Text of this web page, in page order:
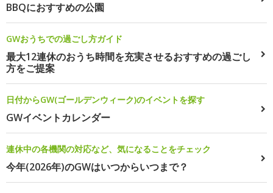
BBQにおすすめの公園
GWおうちでの過ごし方ガイド
最大12連休のおうち時間を充実させるおすすめの過ごし
方をご提案
日付からGW(ゴールデンウィーク)のイベントを探す
GWイベントカレンダー
連休中の各機関の対応など、気になることをチェック
今年(2026年)のGWはいつからいつまで？